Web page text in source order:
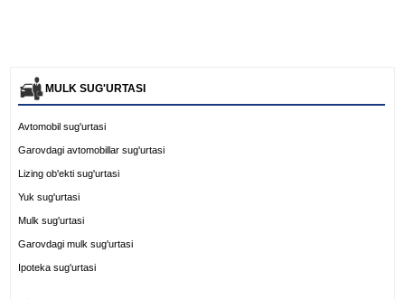
MULK SUG'URTASI
Avtomobil sug'urtasi
Garovdagi avtomobillar sug'urtasi
Lizing ob'ekti sug'urtasi
Yuk sug'urtasi
Mulk sug'urtasi
Garovdagi mulk sug'urtasi
Ipoteka sug'urtasi